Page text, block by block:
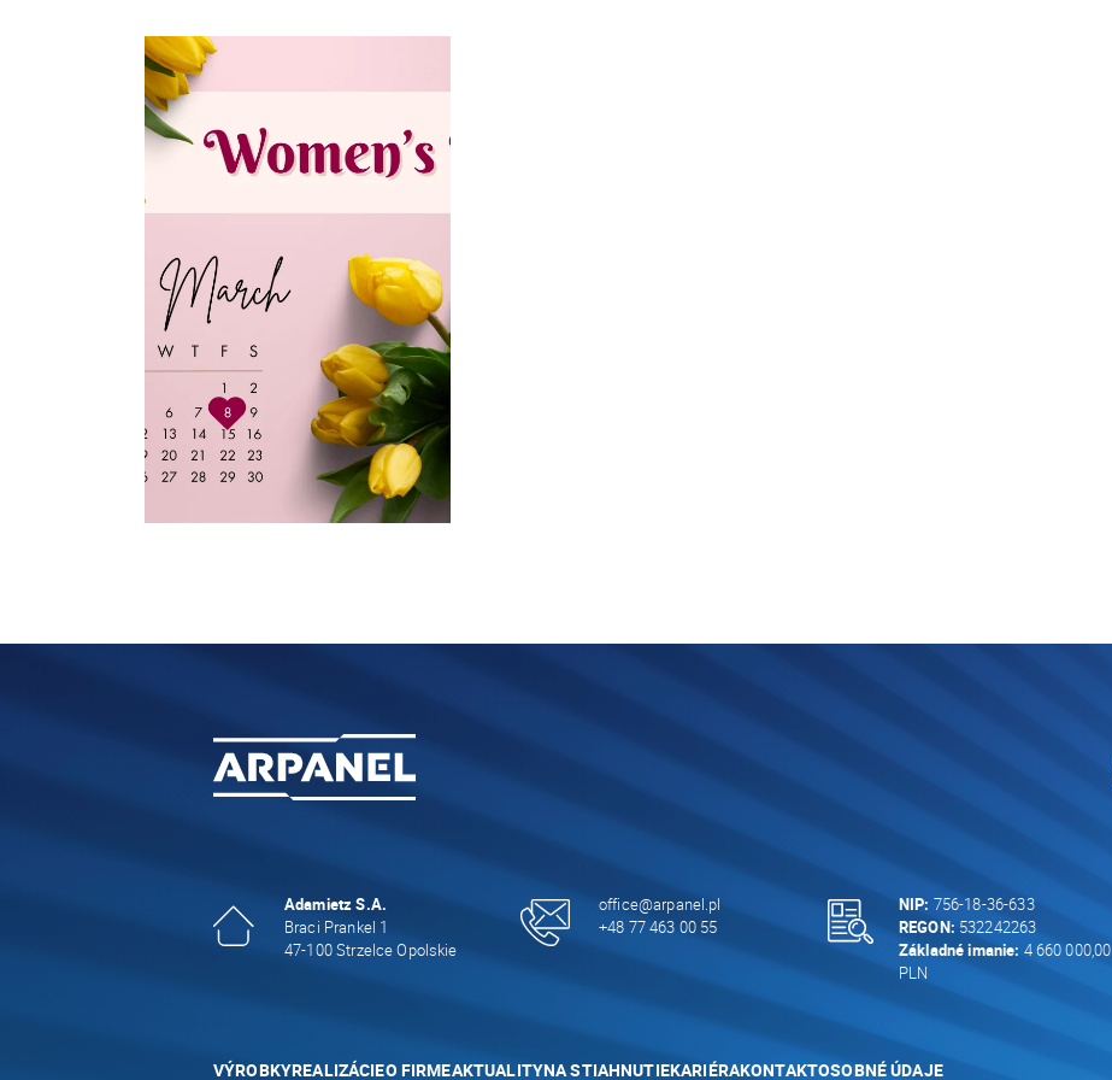
Adamietz S.A.
Braci Prankel 1
47-100 Strzelce Opolskie
office@arpanel.pl
+48 77 463 00 55
NIP: 756-18-36-633
REGON: 532242263
Základné imanie: 4 660 000,00
PLN
VÝROBKYREALIZÁCIEO FIRMEAKTUALITYNA STIAHNUTIEKARIÉRAKONTAKTOSOBNÉ ÚDAJE